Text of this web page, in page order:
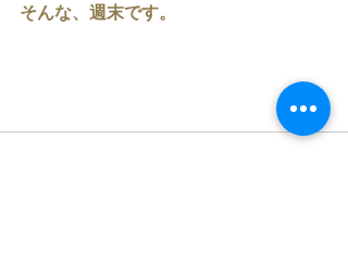
そんな、週末です。